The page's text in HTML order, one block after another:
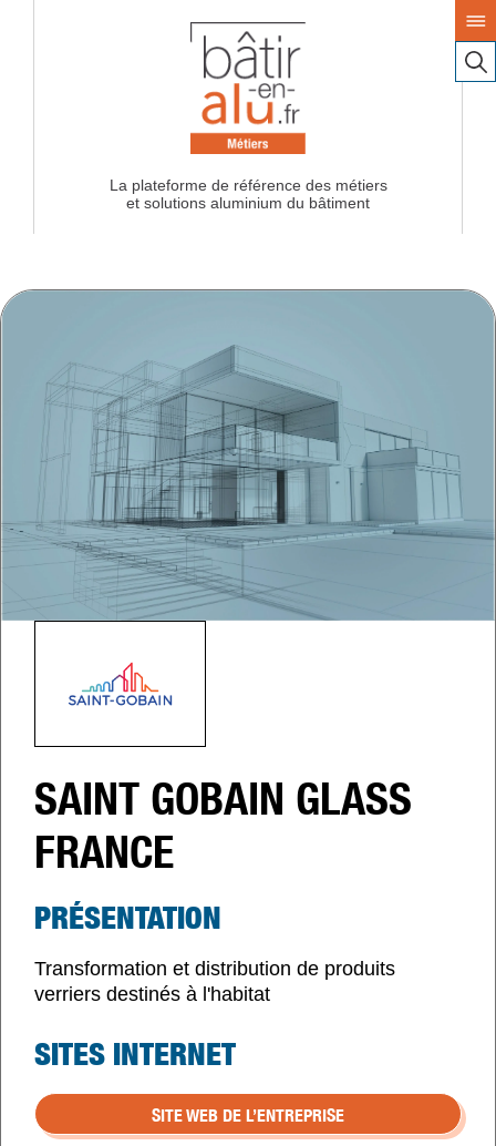
La plateforme de référence des métiers
SAINT GOBAIN GLASS
FRANCE
PRÉSENTATION
Transformation et distribution de produits
verriers destinés à l'habitat
SITES INTERNET
SITE WEB DE L’ENTREPRISE